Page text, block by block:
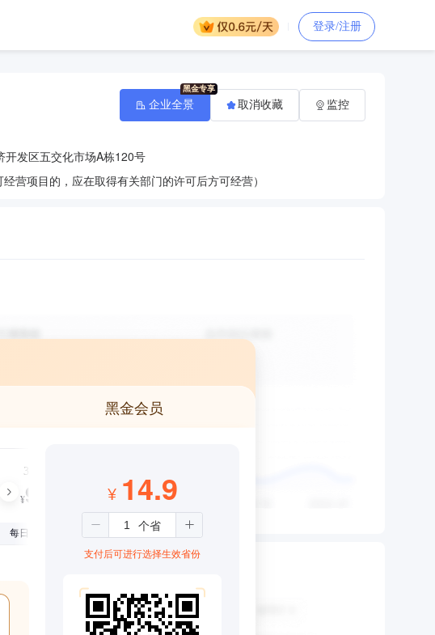
登录/注册
开发区五交化市场A栋120号
营项目的，应在取得有关部门的许可后方可经营）
企业全景 取消收藏 监控
黑金会员
3个月
¥99
每日仅1.08元
¥ 14.9
支付后可进行选择生效省份